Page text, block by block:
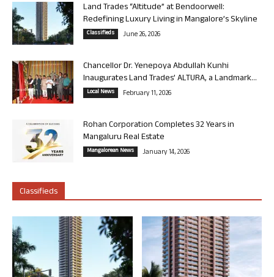
Land Trades “Altitude” at Bendoorwell:
Redefining Luxury Living in Mangalore’s Skyline
Classifieds June 26, 2026
Chancellor Dr. Yenepoya Abdullah Kunhi
Inaugurates Land Trades’ ALTURA, a Landmark...
Local News February 11, 2026
Rohan Corporation Completes 32 Years in
Mangaluru Real Estate
Mangalorean News January 14, 2026
Classifieds